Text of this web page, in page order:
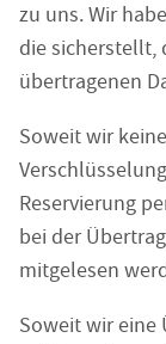
zu uns. Wir
die sicherstellt,
übertragenen
Soweit wir
Reservierung
bei der
mitgelesen
Soweit wir eine